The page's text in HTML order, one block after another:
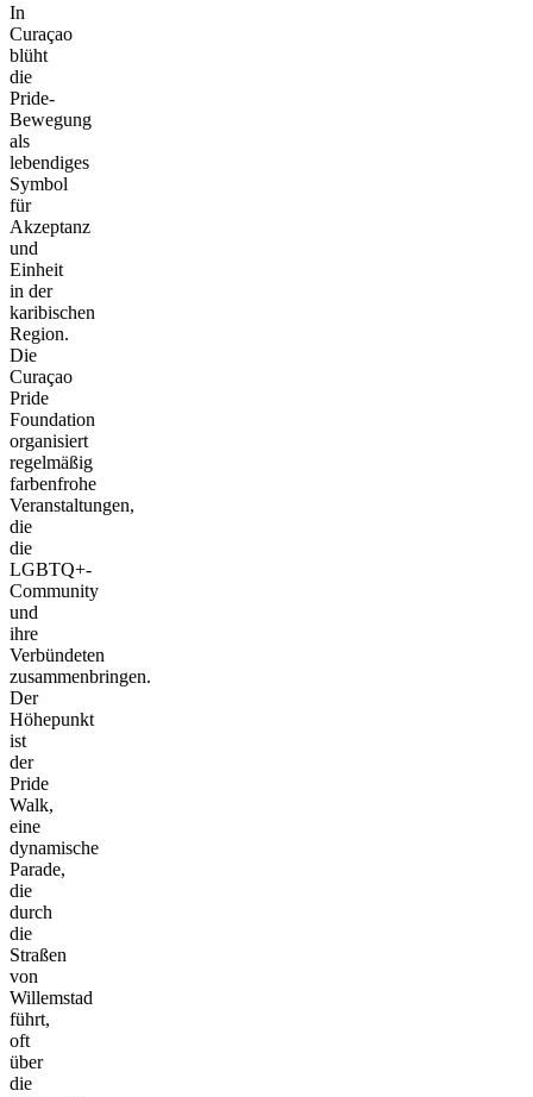
In
Curaçao
blüht
die
Pride-
Bewegung
als
lebendiges
Symbol
für
Akzeptanz
und
Einheit
in der
karibischen
Region.
Die
Curaçao
Pride
Foundation
organisiert
regelmäßig
farbenfrohe
Veranstaltungen,
die
die
LGBTQ+-
Community
und
ihre
Verbündeten
zusammenbringen.
Der
Höhepunkt
ist
der
Pride
Walk,
eine
dynamische
Parade,
die
durch
die
Straßen
von
Willemstad
führt,
oft
über
die